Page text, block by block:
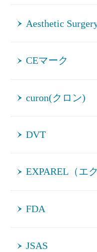
Aesthetic
CEマーク
curon(クロン)
DVT
EXPAREL（エ
FDA
JSAS